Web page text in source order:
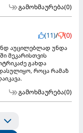
გამოხმაურება(0)
(11)/ (0)
აუცილებლად უნდა
მეკარისთვის
გახდა
როცა რამაზ
გამოხმაურება(0)